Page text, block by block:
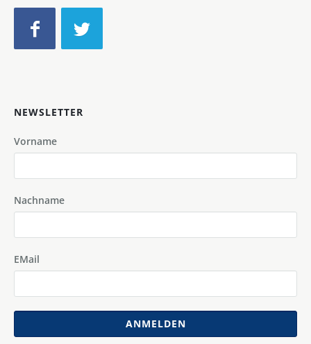
NEWSLETTER
Vorname
Nachname
EMail
ANMELDEN